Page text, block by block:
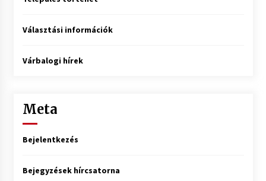
Választási információk
Várbalogi hírek
Meta
Bejelentkezés
Bejegyzések hírcsatorna